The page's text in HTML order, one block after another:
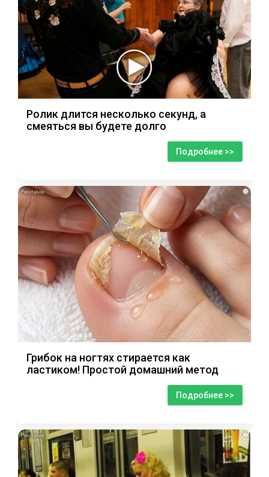
Ролик длится несколько секунд, а
смеяться вы будете долго
Подробнее >>
i
Грибок на ногтях стирается как
ластиком! Простой домашний метод
Подробнее >>
i